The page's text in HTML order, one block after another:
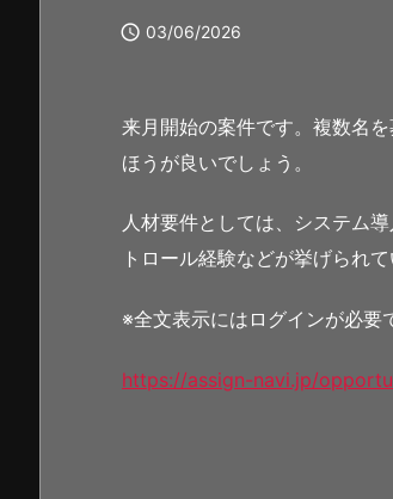
 03/06/2026
来月開始の案件です。複数名
ほうが良いでしょう。
人材要件としては、システム
トロール経験などが挙げられて
※全文表示にはログインが必要
https://assign-navi.jp/